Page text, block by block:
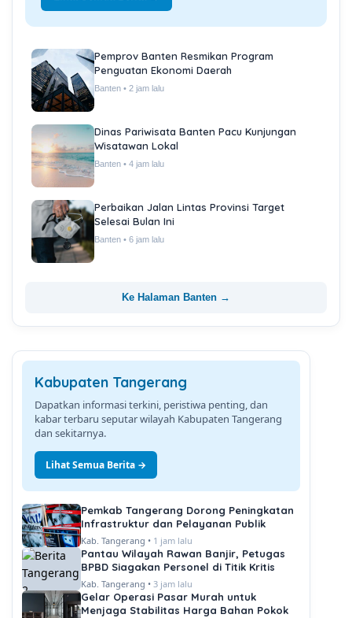
Pemprov Banten Resmikan Program
Penguatan Ekonomi Daerah
Banten • 2 jam lalu
Dinas Pariwisata Banten Pacu Kunjungan
Wisatawan Lokal
Banten • 4 jam lalu
Perbaikan Jalan Lintas Provinsi Target
Selesai Bulan Ini
Banten • 6 jam lalu
Ke Halaman Banten →
Kabupaten Tangerang
Dapatkan informasi terkini, peristiwa penting, dan
kabar terbaru seputar wilayah Kabupaten Tangerang
dan sekitarnya.
Lihat Semua Berita →
Pemkab Tangerang Dorong Peningkatan
Infrastruktur dan Pelayanan Publik
Kab. Tangerang • 1 jam lalu
Pantau Wilayah Rawan Banjir, Petugas
BPBD Siagakan Personel di Titik Kritis
Kab. Tangerang • 3 jam lalu
Gelar Operasi Pasar Murah untuk
Menjaga Stabilitas Harga Bahan Pokok